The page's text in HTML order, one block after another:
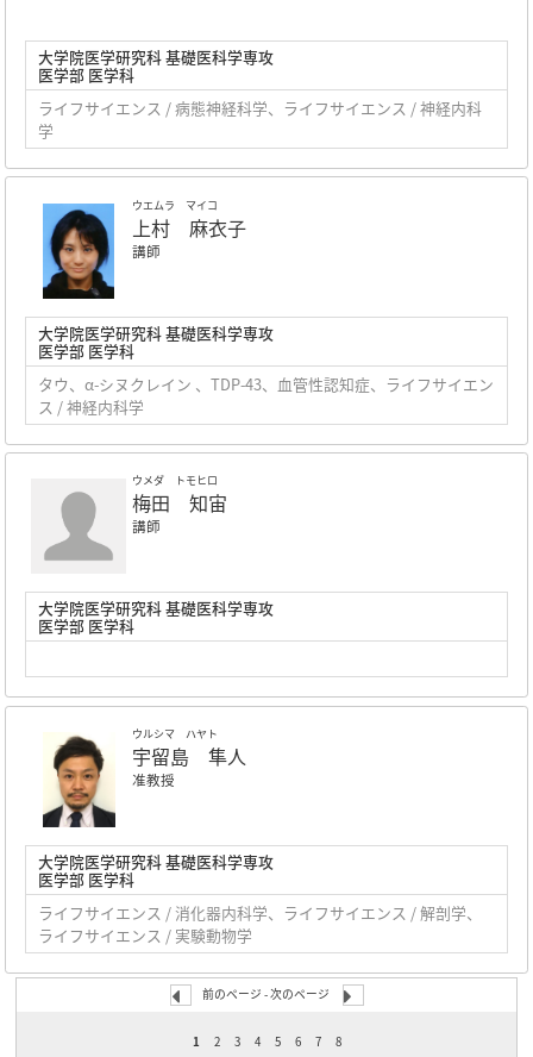
大学院医学研究科 基礎医科学専攻
医学部 医学科
ライフサイエンス / 病態神経科学、ライフサイエンス / 神経内科
学
ウエムラ マイコ
上村 麻衣子
講師
大学院医学研究科 基礎医科学専攻
医学部 医学科
タウ、α-シヌクレイン 、TDP-43、血管性認知症、ライフサイエン
ス / 神経内科学
ウメダ トモヒロ
梅田 知宙
講師
大学院医学研究科 基礎医科学専攻
医学部 医学科
ウルシマ ハヤト
宇留島 隼人
准教授
大学院医学研究科 基礎医科学専攻
医学部 医学科
ライフサイエンス / 消化器内科学、ライフサイエンス / 解剖学、
ライフサイエンス / 実験動物学
前のページ -次のページ
1 2 3 4 5 6 7 8